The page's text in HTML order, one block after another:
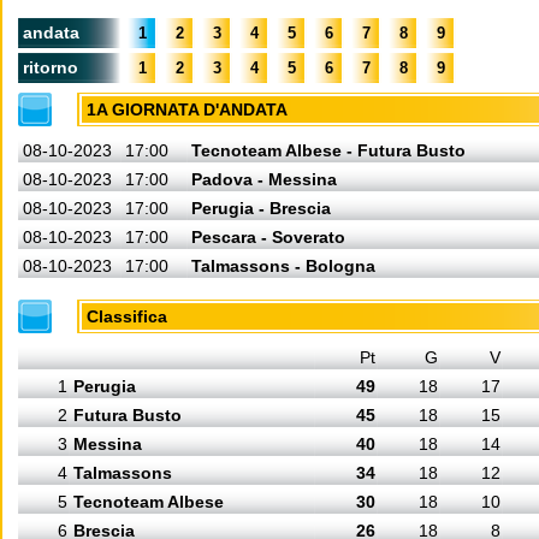
andata 1 2 3 4 5 6 7 8 9
ritorno 1 2 3 4 5 6 7 8 9
1A GIORNATA D'ANDATA
08-10-2023 17:00
Tecnoteam Albese - Futura Busto
08-10-2023
17:00
Padova - Messina
08-10-2023
17:00
Perugia - Brescia
08-10-2023
17:00
Pescara - Soverato
08-10-2023
17:00 Talmassons - Bologna
Classifica
Pt G
V
1 Perugia 49 18
17
2 Futura Busto 45 18
15
3 Messina 40 18
14
4 Talmassons 34 18
12
5 Tecnoteam Albese 30 18
10
6 Brescia 26 18 8